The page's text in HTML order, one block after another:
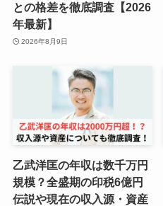
との格差を徹底調査【2026
年最新】
2026年8月9日
乙武洋匡の年収は数千万円
規模？全盛期の印税6億円
伝説や現在の収入源・資産